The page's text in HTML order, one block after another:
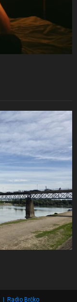
Radio Brčko